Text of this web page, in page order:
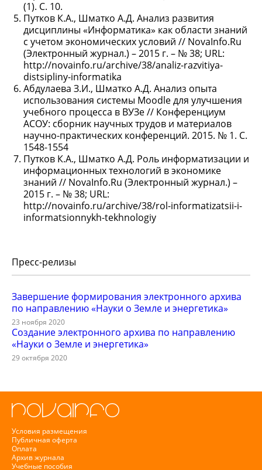
(1). С. 10.
Путков К.А., Шматко А.Д. Анализ развития
дисциплины «Информатика» как области знаний
с учетом экономических условий // NovaInfo.Ru
(Электронный журнал.) – 2015 г. – № 38; URL:
http://novainfo.ru/archive/38/analiz-razvitiya-
distsipliny-informatika
Абдулаева З.И., Шматко А.Д. Анализ опыта
использования системы Moodle для улучшения
учебного процесса в ВУЗе // Конференциум
АСОУ: сборник научных трудов и материалов
научно-практических конференций. 2015. № 1. С.
1548-1554
Путков К.А., Шматко А.Д. Роль информатизации и
информационных технологий в экономике
знаний // NovaInfo.Ru (Электронный журнал.) –
2015 г. – № 38; URL:
http://novainfo.ru/archive/38/rol-informatizatsii-i-
informatsionnykh-tekhnologiy
Пресс-релизы
Завершение формирования электронного архива
по направлению «Науки о Земле и энергетика»
23 ноября 2020
Создание электронного архива по направлению
«Науки о Земле и энергетика»
29 октября 2020
Условия размещения
Публичная оферта
Оплата
Архив журнала
Учебные пособия